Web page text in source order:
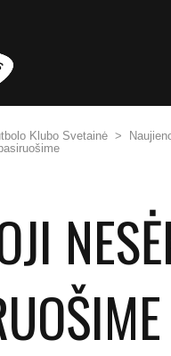
Klubo Svetainė >